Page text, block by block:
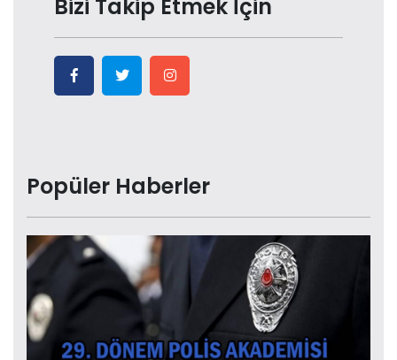
Bizi Takip Etmek İçin
Popüler Haberler